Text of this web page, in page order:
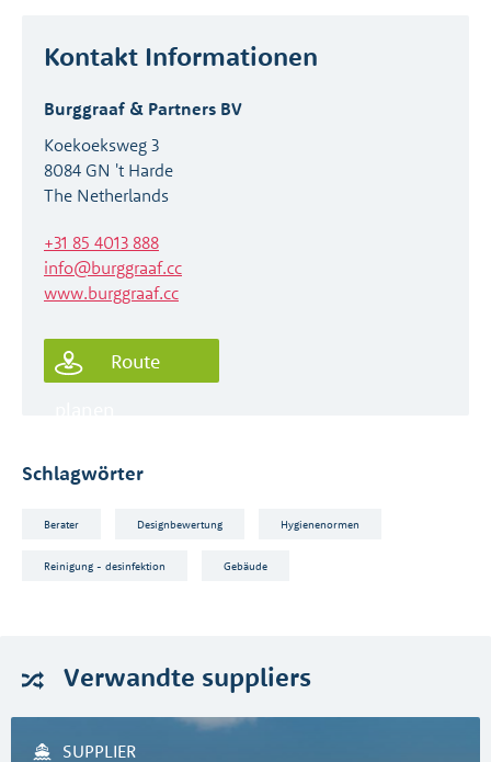
Kontakt Informationen
Burggraaf & Partners BV
Koekoeksweg 3
8084 GN 't Harde
The Netherlands
+31 85 4013 888
info@burggraaf.cc
www.burggraaf.cc
Route
Schlagwörter
Berater Designbewertung Hygienenormen
Reinigung - desinfektion Gebäude
Verwandte suppliers
SUPPLIER